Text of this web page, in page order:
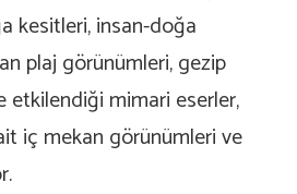
kesitleri, insan-doğa
plaj görünümleri, gezip
mimari eserler,
iç mekan görünümleri ve